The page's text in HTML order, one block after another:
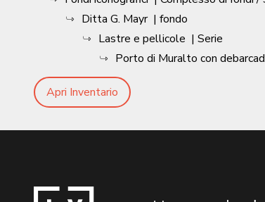
Ditta G. Mayr | fondo
Lastre e pellicole | Serie
Porto di Muralto con
Apri Inventario